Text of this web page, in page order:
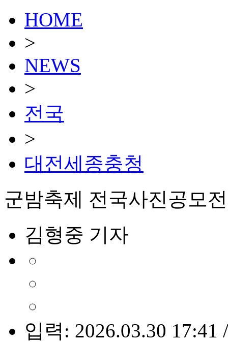
HOME
>
NEWS
>
전국
>
대전세종충청
군밤축제 전국사진공모
김형중 기자
입력: 2026.03.30 17:41